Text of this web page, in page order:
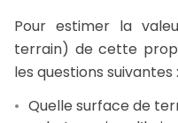
Pour estimer la
terrain) de cette
les questions suivantes :
Quelle surface de